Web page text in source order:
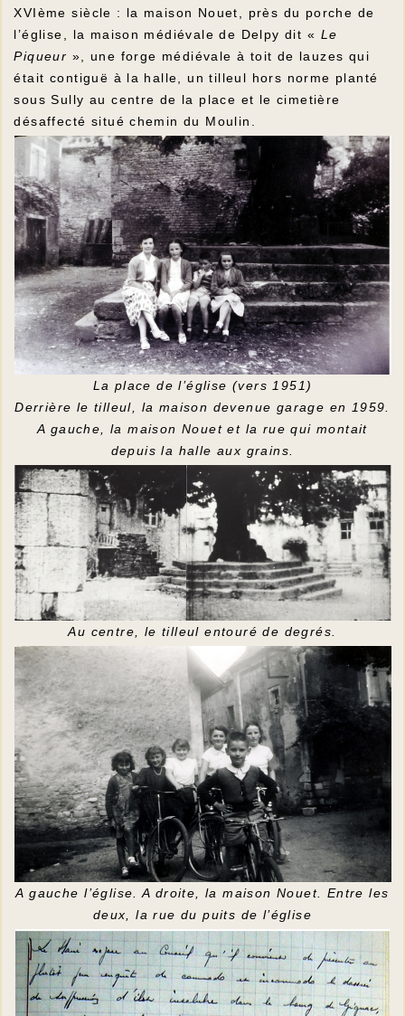
XVIème siècle : la maison Nouet, près du porche de
l’église, la maison médiévale de Delpy dit « Le
Piqueur », une forge médiévale à toit de lauzes qui
était contiguë à la halle, un tilleul hors norme planté
sous Sully au centre de la place et le cimetière
désaffecté situé chemin du Moulin.
La place de l’église (vers 1951)
Derrière le tilleul, la maison devenue garage en 1959.
A gauche, la maison Nouet et la rue qui montait
depuis la halle aux grains.
Au centre, le tilleul entouré de degrés.
A gauche l’église. A droite, la maison Nouet. Entre les
deux, la rue du puits de l’église